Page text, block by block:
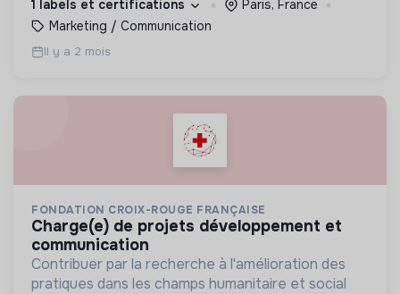
1 labels et certifications
Paris, France
Marketing / Communication
Il y a 2 mois
FONDATION CROIX-ROUGE FRANÇAISE
charge(e) de projets développement et
communication
Contribuer par la recherche à l'amélioration des
pratiques dans les champs humanitaire et social